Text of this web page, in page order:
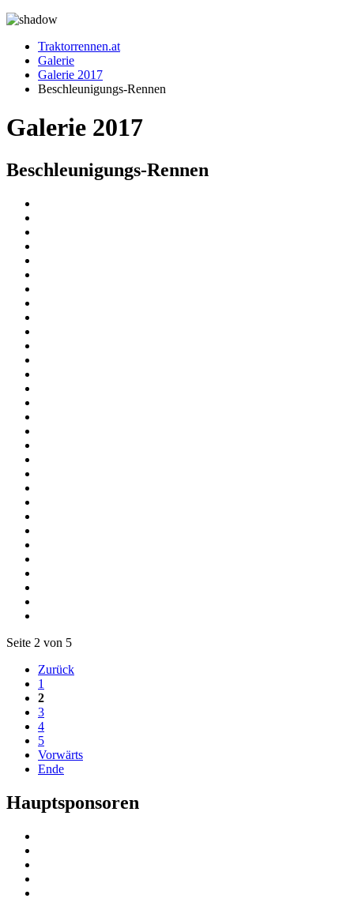
Traktorrennen.at
Galerie
Galerie 2017
Beschleunigungs-Rennen
Galerie 2017
Beschleunigungs-Rennen
Seite 2 von 5
Zurück
1
2
3
4
5
Vorwärts
Ende
Hauptsponsoren